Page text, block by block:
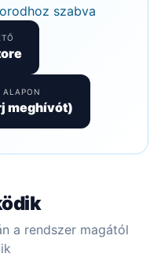
szabva
ALAPON
meghívót)
a rendszer magától